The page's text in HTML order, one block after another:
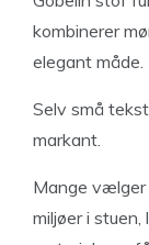
kombinerer
elegant måde.
Selv små
markant.
Mange vælger
miljøer i